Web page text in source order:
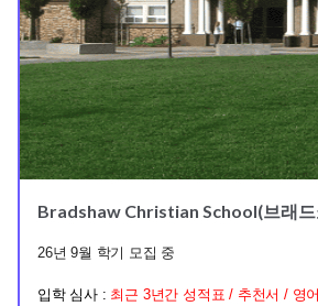
Bradshaw Christian School(브래드
26년 9월 학기 모집 중
입학 심사 : 최근 3년간 성적표 / 추천서 / 영